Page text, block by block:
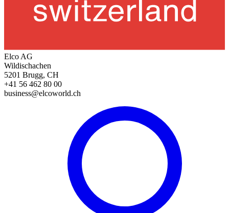
Elco AG
Wildischachen
5201 Brugg, CH
+41 56 462 80 00
business@elcoworld.ch